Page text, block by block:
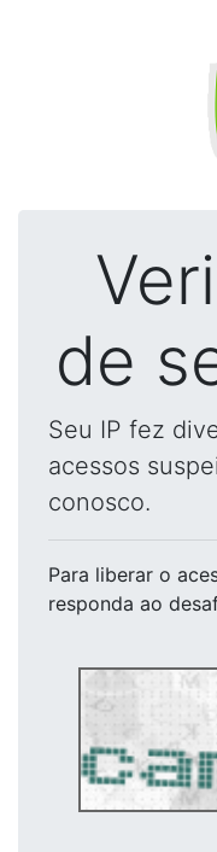
de
Seu IP fez
acessos
conosco.
Para liberar o
responda ao